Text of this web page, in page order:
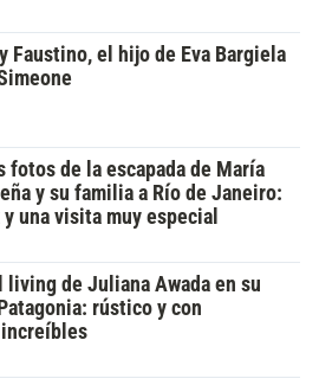
Faustino, el hijo de Eva Bargiela
fotos de la escapada de María
y su familia a Río de Janeiro:
una visita muy especial
living de Juliana Awada en su
rústico y con